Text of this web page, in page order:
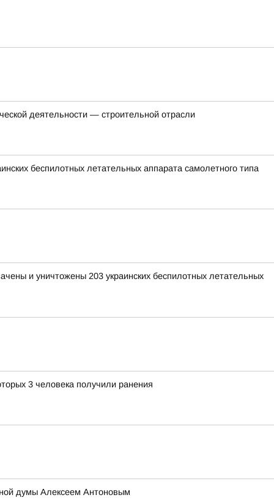
деятельности — строительной отрасли
беспилотных летательных аппарата самолетного типа
и уничтожены 203 украинских беспилотных летательных
3 человека получили ранения
думы Алексеем Антоновым